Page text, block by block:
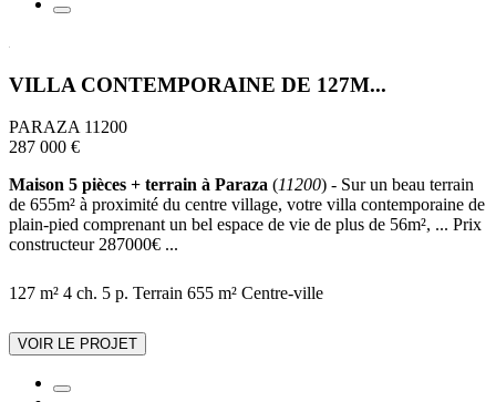
VILLA CONTEMPORAINE DE 127M...
PARAZA 11200
287 000 €
Maison 5 pièces + terrain à Paraza (11200) - Sur un beau terrain
de 655m² à proximité du centre village, votre villa contemporaine de
plain-pied comprenant un bel espace de vie de plus de 56m², ... Prix
constructeur 287000€ ...
127 m² 4 ch. 5 p. Terrain 655 m² Centre-ville
VOIR LE PROJET